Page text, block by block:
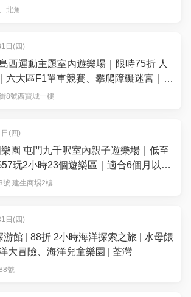
旋轉摩天輪 | 黃竹坑、新蒲崗、北角｜
北角
日(四)
西運動主題室內遊樂場｜限時75折 人
六大區F1單車競賽、攀爬障礙迷宮｜堅
8號西寶城一樓
(四)
園 屯門九千呎室內親子遊樂場｜低至
玩2小時23個遊樂區｜適合6個月以上
號 建生商埸2樓
日(四)
游館 | 88折 2小時海洋探索之旅 | 水母餵
大冒險、海洋兒童樂園 | 荃灣
號